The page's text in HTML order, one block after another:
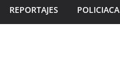
REPORTAJES POLICIACA